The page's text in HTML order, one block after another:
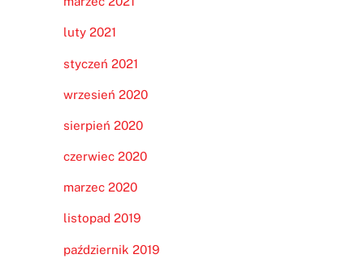
luty 2021
styczeń 2021
wrzesień 2020
sierpień 2020
czerwiec 2020
marzec 2020
listopad 2019
październik 2019